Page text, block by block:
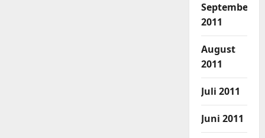
September
2011
August
2011
Juli 2011
Juni 2011